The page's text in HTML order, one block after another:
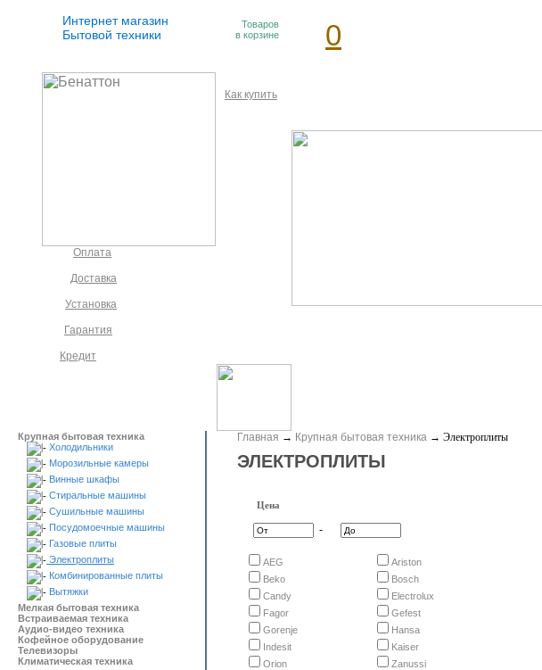
Интернет магазин
Бытовой техники
Товаров
в корзине
0
Как купить
Оплата
Доставка
Установка
Гарантия
Кредит
Крупная бытовая техника
Холодильники
Морозильные камеры
Винные шкафы
Стиральные машины
Сушильные машины
Посудомоечные машины
Газовые плиты
Электроплиты
Комбинированные плиты
Вытяжки
Мелкая бытовая техника
Встраиваемая техника
Аудио-видео техника
Кофейное оборудование
Телевизоры
Климатическая техника
Главная → Крупная бытовая техника → Электроплиты
ЭЛЕКТРОПЛИТЫ
Цена
-
AEG
Ariston
Beko
Bosch
Candy
Electrolux
Fagor
Gefest
Gorenje
Hansa
Indesit
Kaiser
Orion
Zanussi